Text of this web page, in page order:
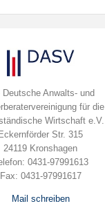
Deutsche Anwalts- und
für die
Wirtschaft e.V.
Eckernförder Str. 315
24119 Kronshagen
0431-97991613
Fax: 0431-97991617
Mail schreiben